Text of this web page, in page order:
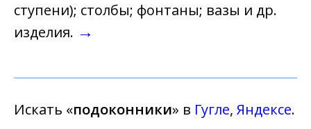
ступени); столбы; фонтаны; вазы и др.
изделия. →
Искать «подоконники» в Гугле, Яндексе.